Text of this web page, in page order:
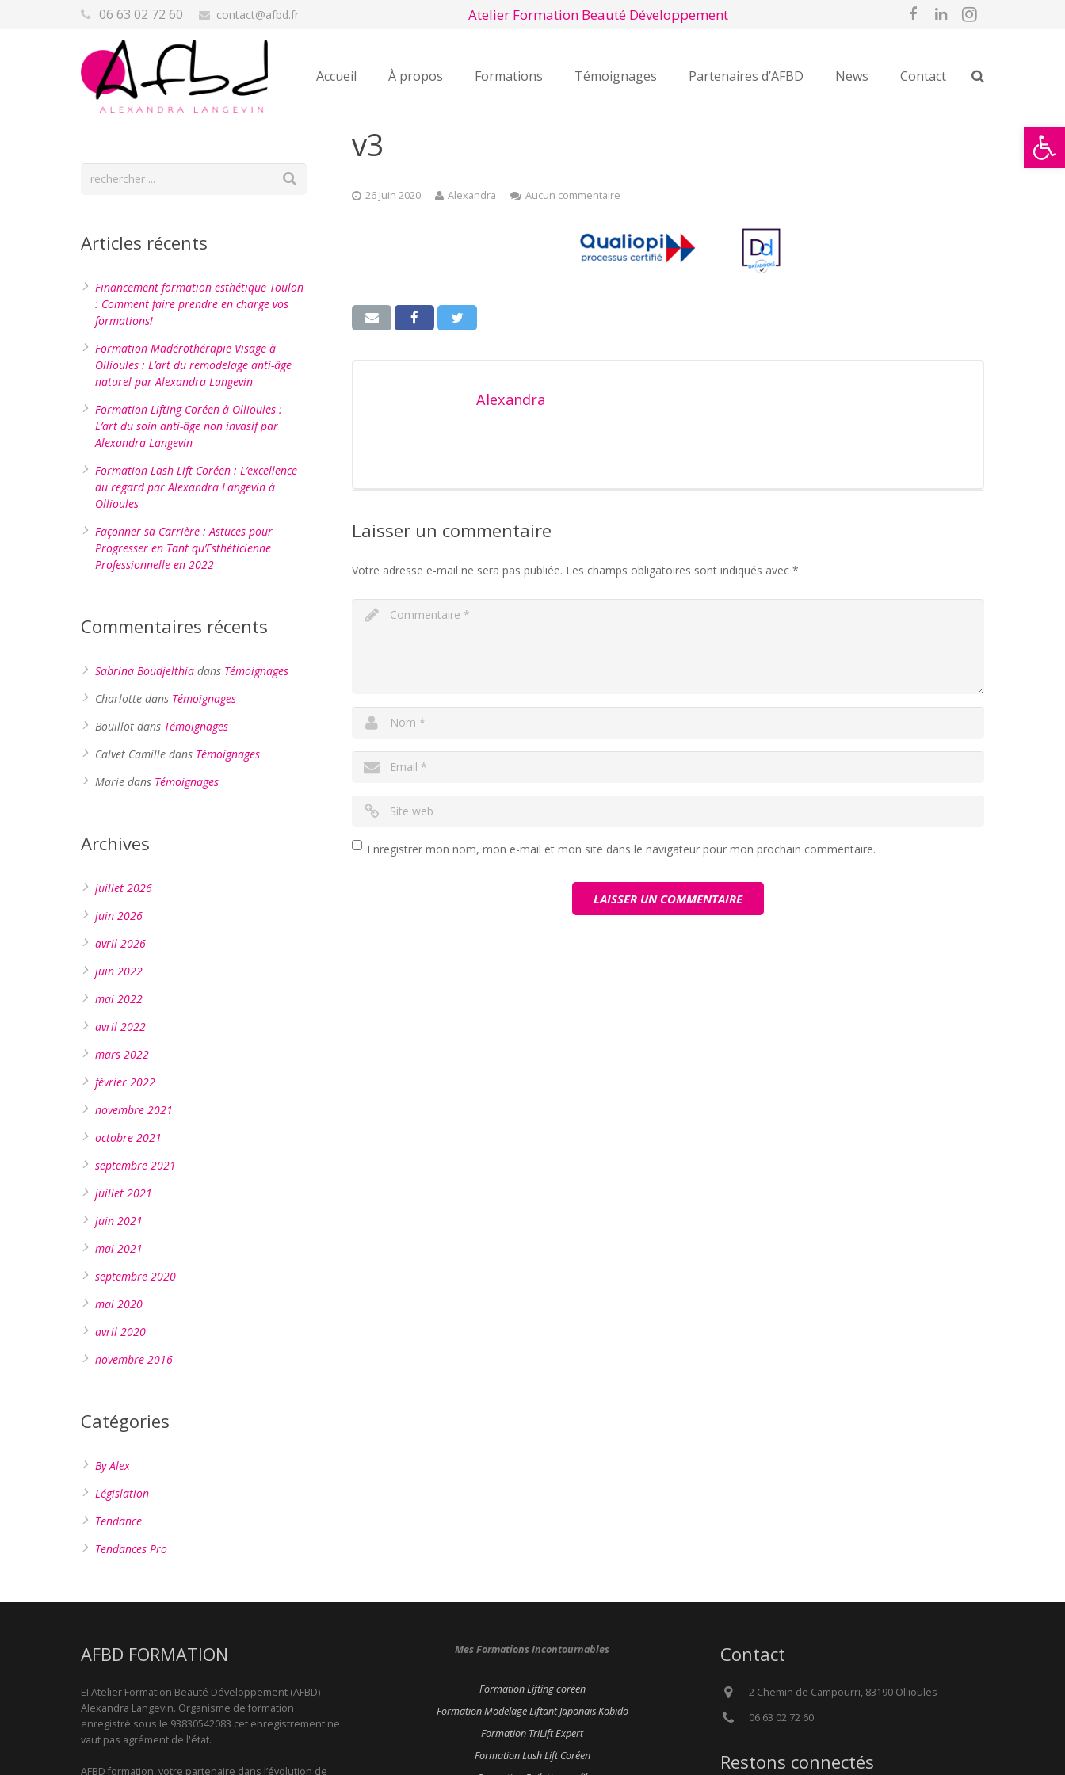
Ouvrir
06 63 02 72 60 contact@afbd.fr Atelier Formation Beauté Développement
Accueil À propos Formations Témoignages Partenaires d’AFBD News Contact
v3
26 juin 2020 Alexandra Aucun commentaire
Alexandra
Laisser un commentaire
Votre adresse e-mail ne sera pas publiée. Les champs obligatoires sont indiqués avec *
Enregistrer mon nom, mon e-mail et mon site dans le navigateur pour mon prochain commentaire.
Articles récents
Financement formation esthétique Toulon
: Comment faire prendre en charge vos
formations!
Formation Madérothérapie Visage à
Ollioules : L’art du remodelage anti-âge
naturel par Alexandra Langevin
Formation Lifting Coréen à Ollioules :
L’art du soin anti-âge non invasif par
Alexandra Langevin
Formation Lash Lift Coréen : L’excellence
du regard par Alexandra Langevin à
Ollioules
Façonner sa Carrière : Astuces pour
Progresser en Tant qu’Esthéticienne
Professionnelle en 2022
Commentaires récents
Sabrina Boudjelthia dans Témoignages
Charlotte dans Témoignages
Bouillot dans Témoignages
Calvet Camille dans Témoignages
Marie dans Témoignages
Archives
juillet 2026
juin 2026
avril 2026
juin 2022
mai 2022
avril 2022
mars 2022
février 2022
novembre 2021
octobre 2021
septembre 2021
juillet 2021
juin 2021
mai 2021
septembre 2020
mai 2020
avril 2020
novembre 2016
Catégories
By Alex
Législation
Tendance
Tendances Pro
AFBD FORMATION
EI Atelier Formation Beauté Développement (AFBD)-
Alexandra Langevin. Organisme de formation
enregistré sous le 93830542083 cet enregistrement ne
vaut pas agrément de l'état.
AFBD formation, votre partenaire dans l’évolution de
Mes Formations Incontournables
Formation Lifting coréen
Formation Modelage Liftant Japonais Kobido
Formation TriLift Expert
Formation Lash Lift Coréen
Contact
2 Chemin de Campourri, 83190 Ollioules
06 63 02 72 60
Restons connectés